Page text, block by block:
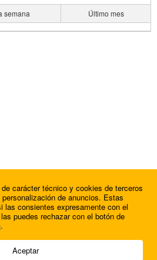
semana Último mes
IP, SL.
carácter técnico y cookies de terceros
de anuncios. Estas
las consientes expresamente con el
puedes rechazar con el botón de
.
Aceptar